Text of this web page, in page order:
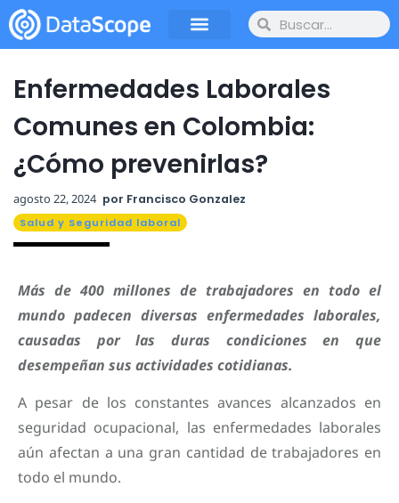
Enfermedades Laborales
Comunes en Colombia:
¿Cómo prevenirlas?
agosto 22, 2024 por Francisco Gonzalez
Salud y Seguridad laboral
Más de 400 millones de trabajadores en todo el
mundo padecen diversas enfermedades laborales,
causadas por las duras condiciones en que
desempeñan sus actividades cotidianas.
A pesar de los constantes avances alcanzados en
seguridad ocupacional, las enfermedades laborales
aún afectan a una gran cantidad de trabajadores en
todo el mundo.